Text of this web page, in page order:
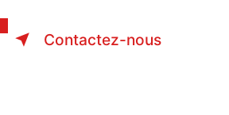
Contactez-nous